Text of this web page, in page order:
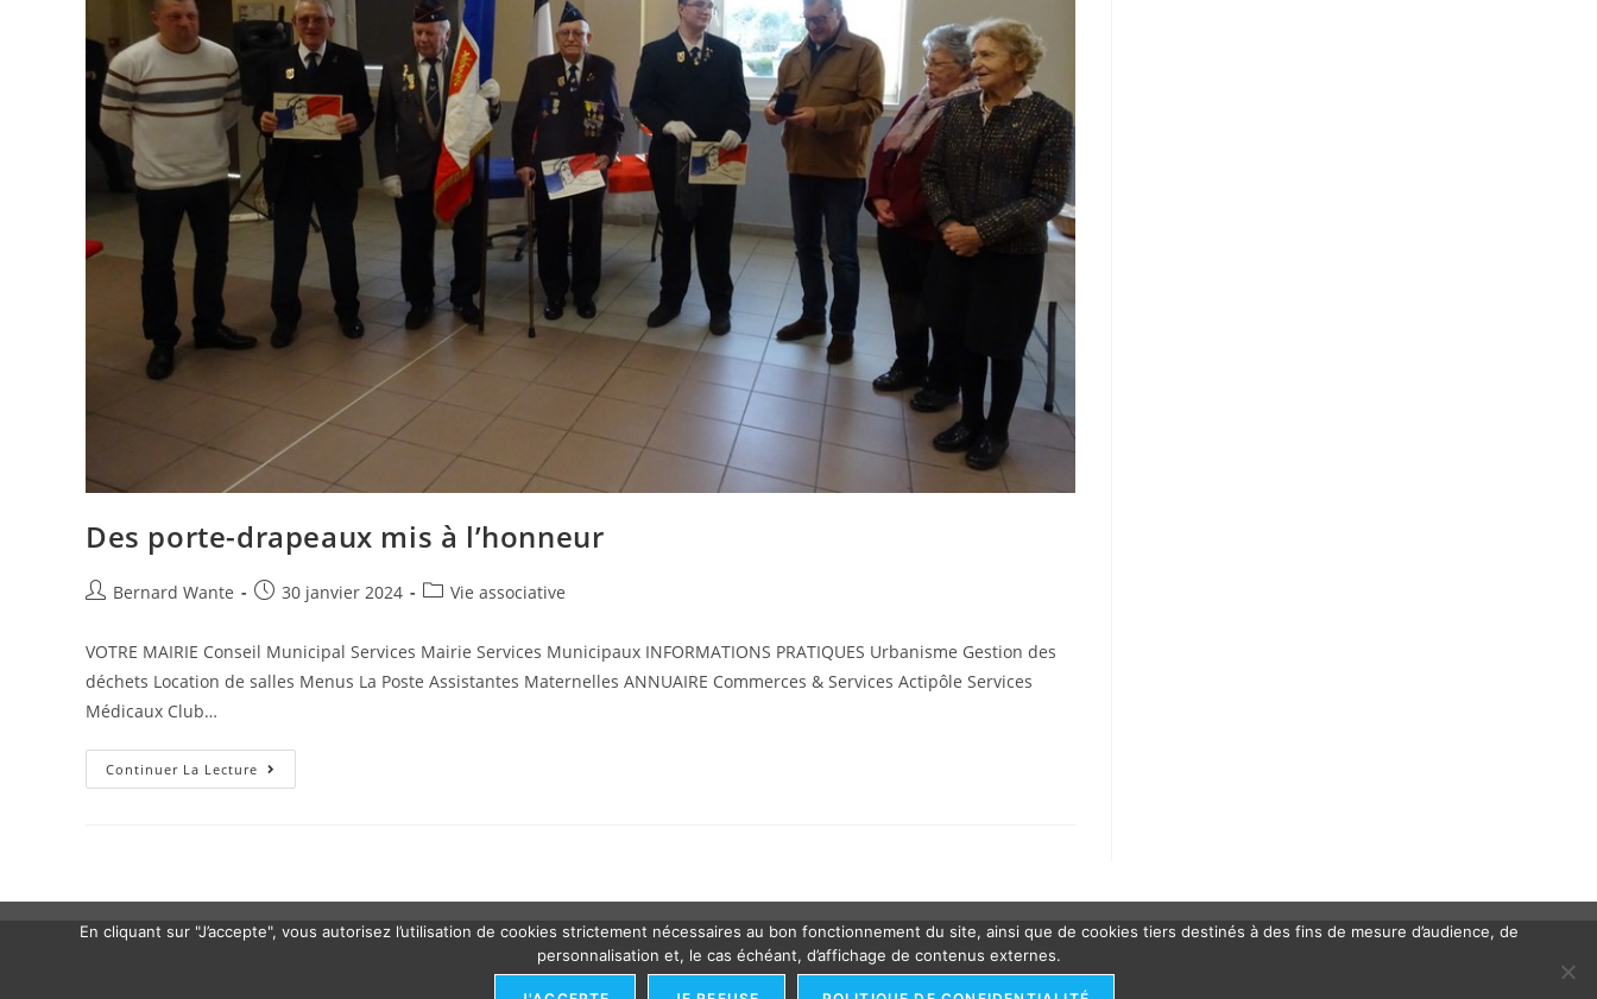
Des porte-drapeaux mis à l’honneur
Bernard Wante 30 janvier 2024 Vie associative
VOTRE MAIRIE Conseil Municipal Services Mairie Services Municipaux INFORMATIONS PRATIQUES Urbanisme Gestion des
déchets Location de salles Menus La Poste Assistantes Maternelles ANNUAIRE Commerces & Services Actipôle Services
Médicaux Club…
Continuer La Lecture
En cliquant sur "J’accepte", vous autorisez l’utilisation de cookies strictement nécessaires au bon fonctionnement du site, ainsi que de cookies tiers destinés à des fins de mesure d’audience, de
personnalisation et, le cas échéant, d’affichage de contenus externes.